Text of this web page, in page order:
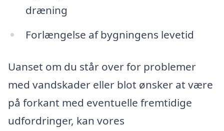
dræning
Forlængelse af bygningens levetid
Uanset om du står over for problemer
med vandskader eller blot ønsker at være
på forkant med eventuelle fremtidige
udfordringer, kan vores